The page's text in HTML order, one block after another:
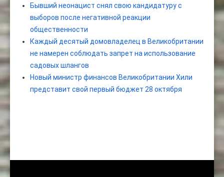
Бывший неонацист снял свою кандидатуру с
выборов после негативной реакции
общественности
Каждый десятый домовладелец в Великобритании
не намерен соблюдать запрет на использование
садовых шлангов
Новый министр финансов Великобритании Хили
представит свой первый бюджет 28 октября